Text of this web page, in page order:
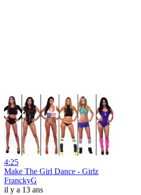
4:25
Make The Girl Dance - Girlz
FranckyG
il y a 13 ans